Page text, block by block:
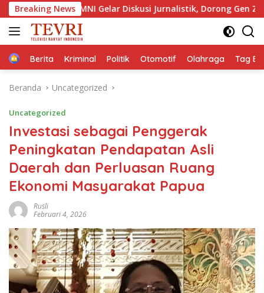
Langsung
ke
konten
Breaking News
Gelar Diskusi Jurnalistik, Dorong Gen Z Kritis Bermedia
HomeBerita Kriminal Politik Otomotif Olahraga Tag
Beranda Uncategorized
Uncategorized
Investasi sebagai Penggerak
Peningkatan Pendapatan Asli
Daerah dan Perluasan Ruang
Ekonomi Masyarakat Papua
Rusli
Februari 4, 2026